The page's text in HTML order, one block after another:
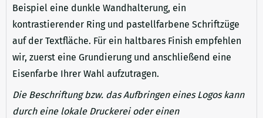
Beispiel eine dunkle Wandhalterung, ein
kontrastierender Ring und pastellfarbene Schriftzüge
auf der Textfläche. Für ein haltbares Finish empfehlen
wir, zuerst eine Grundierung und anschließend eine
Eisenfarbe Ihrer Wahl aufzutragen.
Die Beschriftung bzw. das Aufbringen eines Logos kann
durch eine lokale Druckerei oder einen